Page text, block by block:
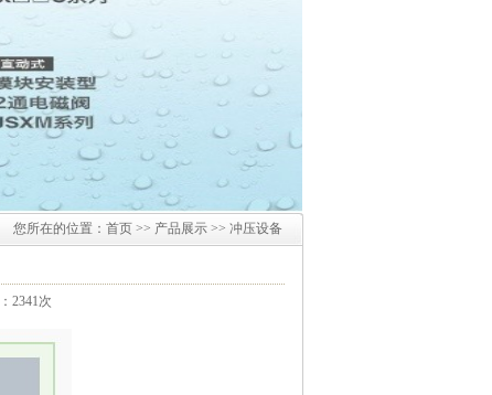
您所在的位置： 首页 >> 产品展示 >> 冲压设备
2341次